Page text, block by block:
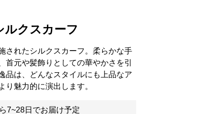
ルクスカーフ
されたシルクスカーフ。柔らかな手
首元や髪飾りとしての華やかさを引
品は、どんなスタイルにも上品なア
り魅力的に演出します。
7~28日でお届け予定